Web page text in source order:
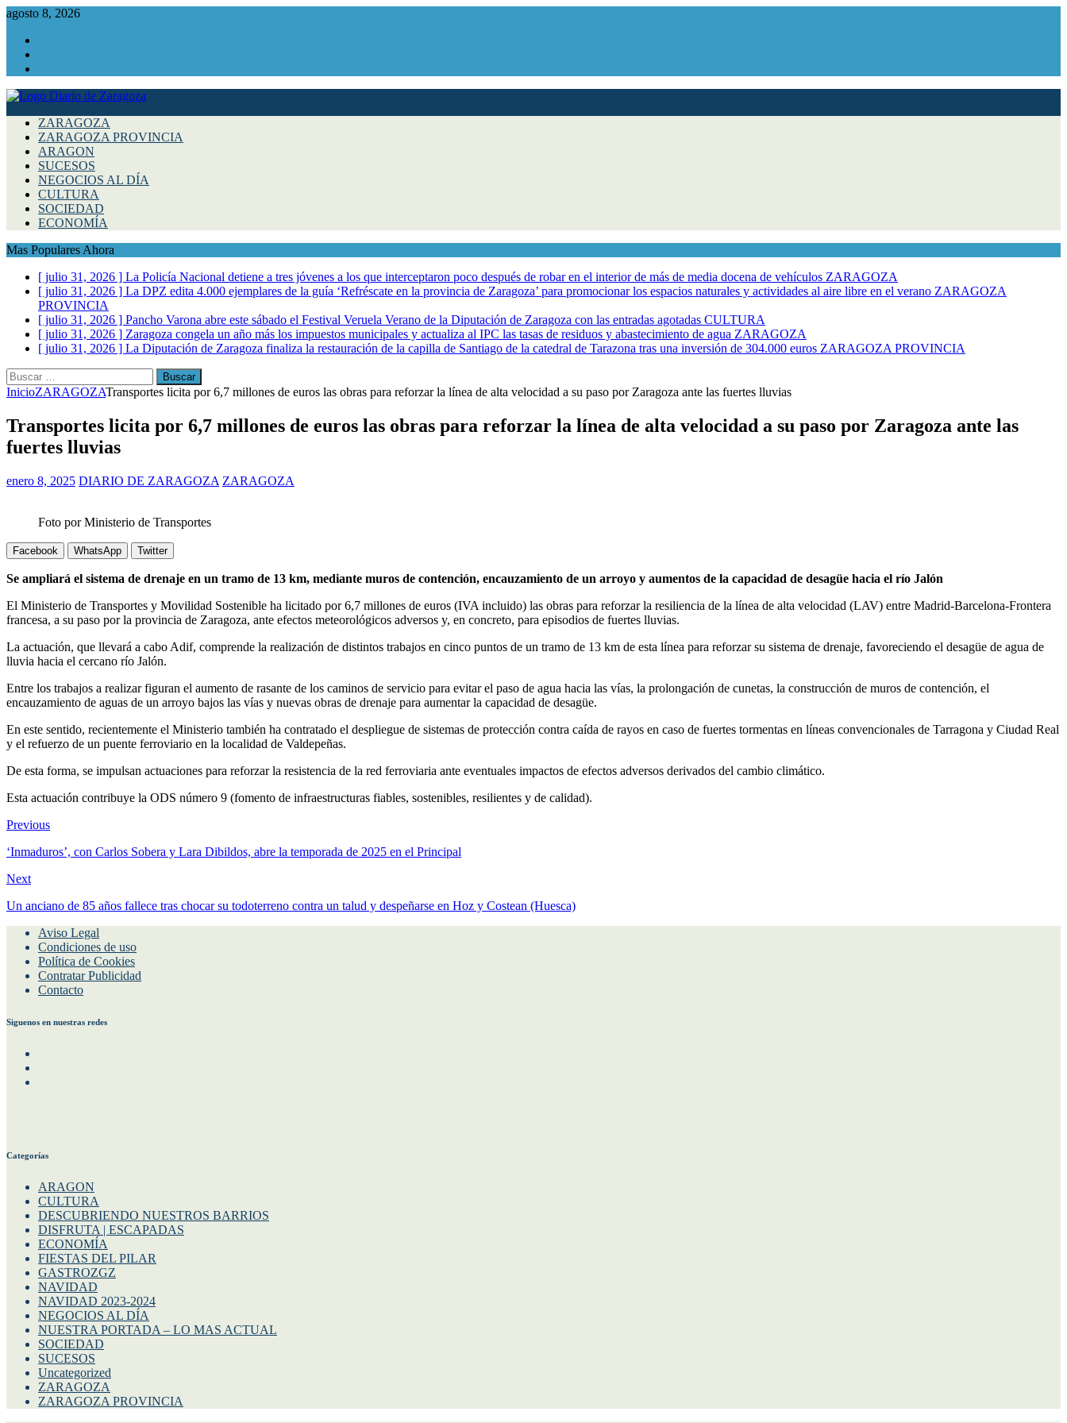
agosto 8, 2026
ZARAGOZA
ZARAGOZA PROVINCIA
ARAGON
SUCESOS
NEGOCIOS AL DÍA
CULTURA
SOCIEDAD
ECONOMÍA
Mas Populares Ahora
[ julio 31, 2026 ] La Policía Nacional detiene a tres jóvenes a los que interceptaron poco después de robar en el interior de más de media docena de vehículos ZARAGOZA
[ julio 31, 2026 ] La DPZ edita 4.000 ejemplares de la guía ‘Refréscate en la provincia de Zaragoza’ para promocionar los espacios naturales y actividades al aire libre en el verano ZARAGOZA
PROVINCIA
[ julio 31, 2026 ] Pancho Varona abre este sábado el Festival Veruela Verano de la Diputación de Zaragoza con las entradas agotadas CULTURA
[ julio 31, 2026 ] Zaragoza congela un año más los impuestos municipales y actualiza al IPC las tasas de residuos y abastecimiento de agua ZARAGOZA
[ julio 31, 2026 ] La Diputación de Zaragoza finaliza la restauración de la capilla de Santiago de la catedral de Tarazona tras una inversión de 304.000 euros ZARAGOZA PROVINCIA
Buscar:
InicioZARAGOZATransportes licita por 6,7 millones de euros las obras para reforzar la línea de alta velocidad a su paso por Zaragoza ante las fuertes lluvias
Transportes licita por 6,7 millones de euros las obras para reforzar la línea de alta velocidad a su paso por Zaragoza ante las
fuertes lluvias
enero 8, 2025 DIARIO DE ZARAGOZA ZARAGOZA
Foto por Ministerio de Transportes
Facebook WhatsApp Twitter
Se ampliará el sistema de drenaje en un tramo de 13 km, mediante muros de contención, encauzamiento de un arroyo y aumentos de la capacidad de desagüe hacia el río Jalón
El Ministerio de Transportes y Movilidad Sostenible ha licitado por 6,7 millones de euros (IVA incluido) las obras para reforzar la resiliencia de la línea de alta velocidad (LAV) entre Madrid-Barcelona-Frontera
francesa, a su paso por la provincia de Zaragoza, ante efectos meteorológicos adversos y, en concreto, para episodios de fuertes lluvias.
La actuación, que llevará a cabo Adif, comprende la realización de distintos trabajos en cinco puntos de un tramo de 13 km de esta línea para reforzar su sistema de drenaje, favoreciendo el desagüe de agua de
lluvia hacia el cercano río Jalón.
Entre los trabajos a realizar figuran el aumento de rasante de los caminos de servicio para evitar el paso de agua hacia las vías, la prolongación de cunetas, la construcción de muros de contención, el
encauzamiento de aguas de un arroyo bajos las vías y nuevas obras de drenaje para aumentar la capacidad de desagüe.
En este sentido, recientemente el Ministerio también ha contratado el despliegue de sistemas de protección contra caída de rayos en caso de fuertes tormentas en líneas convencionales de Tarragona y Ciudad Real
y el refuerzo de un puente ferroviario en la localidad de Valdepeñas.
De esta forma, se impulsan actuaciones para reforzar la resistencia de la red ferroviaria ante eventuales impactos de efectos adversos derivados del cambio climático.
Esta actuación contribuye la ODS número 9 (fomento de infraestructuras fiables, sostenibles, resilientes y de calidad).
Previous
‘Inmaduros’, con Carlos Sobera y Lara Dibildos, abre la temporada de 2025 en el Principal
Next
Un anciano de 85 años fallece tras chocar su todoterreno contra un talud y despeñarse en Hoz y Costean (Huesca)
Aviso Legal
Condiciones de uso
Política de Cookies
Contratar Publicidad
Contacto
Siguenos en nuestras redes
Categorías
ARAGON
CULTURA
DESCUBRIENDO NUESTROS BARRIOS
DISFRUTA | ESCAPADAS
ECONOMÍA
FIESTAS DEL PILAR
GASTROZGZ
NAVIDAD
NAVIDAD 2023-2024
NEGOCIOS AL DÍA
NUESTRA PORTADA – LO MAS ACTUAL
SOCIEDAD
SUCESOS
Uncategorized
ZARAGOZA
ZARAGOZA PROVINCIA